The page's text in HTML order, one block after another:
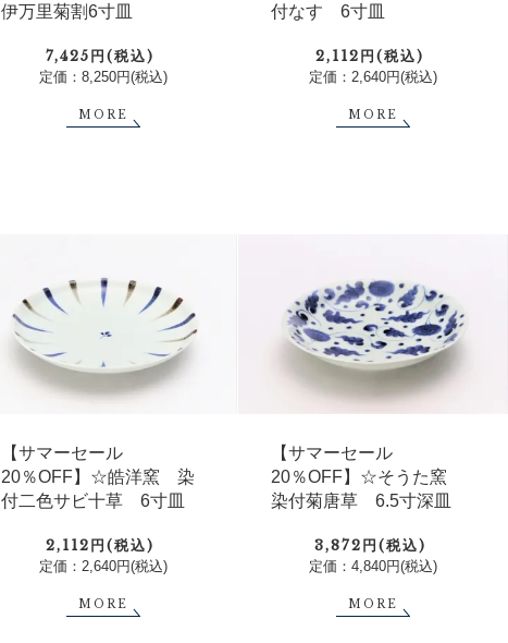
伊万里菊割6寸皿
7,425円(税込)
定価：8,250円(税込)
MORE
付なす 6寸皿
2,112円(税込)
定価：2,640円(税込)
MORE
【サマーセール
20％OFF】☆皓洋窯 染
付二色サビ十草 6寸皿
2,112円(税込)
定価：2,640円(税込)
MORE
【サマーセール
20％OFF】☆そうた窯
染付菊唐草 6.5寸深皿
3,872円(税込)
定価：4,840円(税込)
MORE